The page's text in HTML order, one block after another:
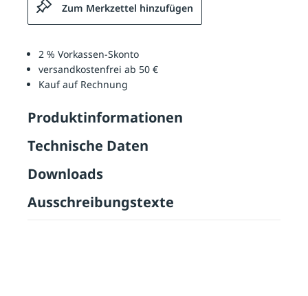
Zum Merkzettel hinzufügen
2 % Vorkassen-Skonto
versandkostenfrei ab 50 €
Kauf auf Rechnung
Produktinformationen
Technische Daten
Downloads
Ausschreibungstexte